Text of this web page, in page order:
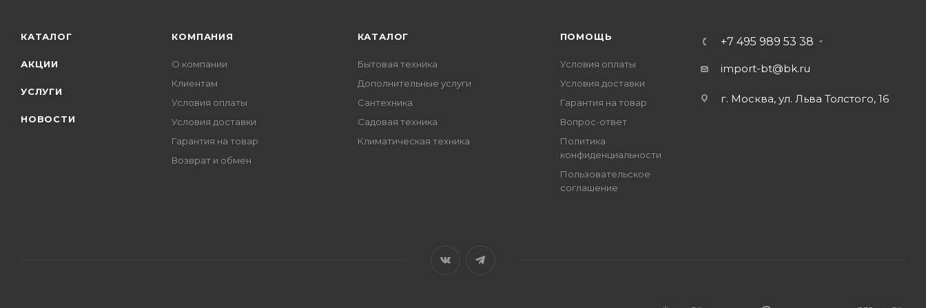
КАТАЛОГ
АКЦИИ
УСЛУГИ
НОВОСТИ
КОМПАНИЯ
О компании
Клиентам
Условия оплаты
Условия доставки
Гарантия на товар
Возврат и обмен
КАТАЛОГ
Бытовая техника
Дополнительные услуги
Сантехника
Садовая техника
Климатическая техника
ПОМОЩЬ
Условия оплаты
Условия доставки
Гарантия на товар
Вопрос-ответ
Политика
конфиденциальности
Пользовательское
соглашение
+7 495 989 53 38
import-bt@bk.ru
г. Москва, ул. Льва Толстого, 16